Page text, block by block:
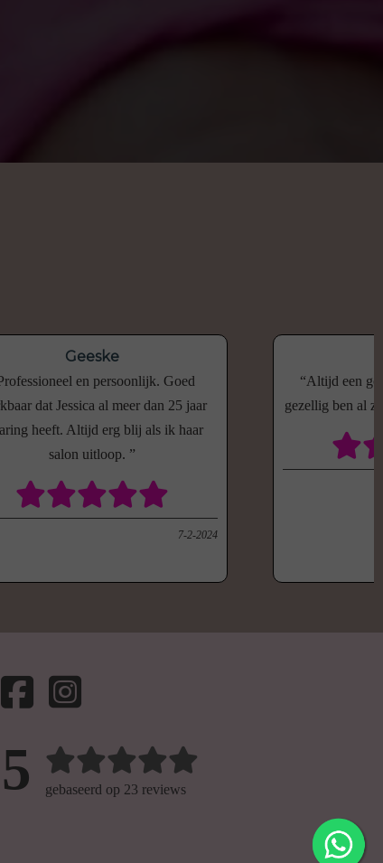
Geeske
en persoonlijk. Goed
dat Jessica al meer dan 25 jaar
heeft. Altijd erg blij als ik haar
salon uitloop.
7-2-2024
Altijd een
gezellig ben al
5 gebaseerd op 23 reviews